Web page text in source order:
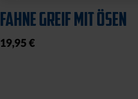
FAHNE GREIF MIT ÖSEN
19,95 €